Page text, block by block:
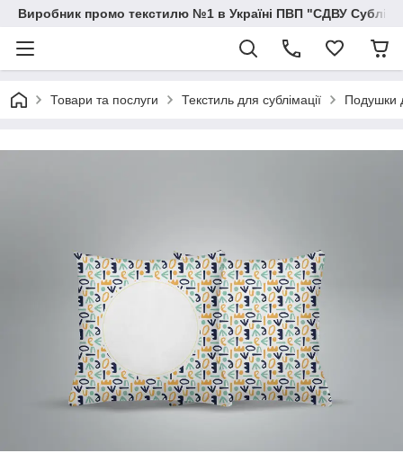
Виробник промо текстилю №1 в Україні ПВП "СДВУ
Товари та послуги Текстиль для сублімації Подушки